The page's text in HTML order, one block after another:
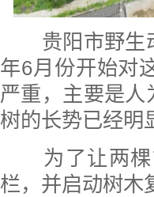
贵阳市野生动
年6月份开始对
严重，主要是
树的长势已经明
为了让两棵
栏，并启动树木